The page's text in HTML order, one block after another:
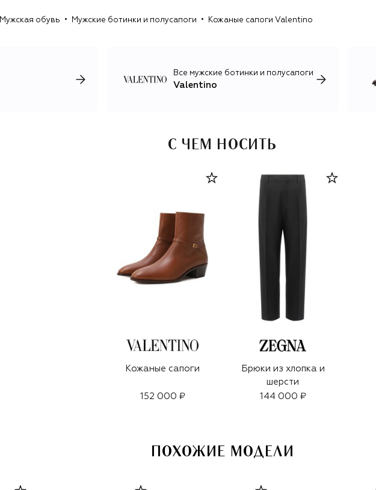
аксессуары и обувь, в частности знаковые для бренда
Мужская обувь Мужские ботинки и полусапоги Кожаные сапоги Valentino
Все мужские ботинки и полусапоги
Valentino
С ЧЕМ НОСИТЬ
Кожаные сапоги
152 000 ₽
Брюки из хлопка и
шерсти
144 000 ₽
ПОХОЖИЕ МОДЕЛИ